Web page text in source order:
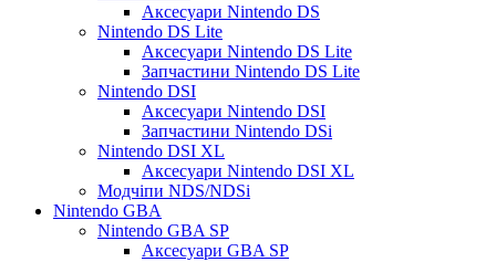
Аксесуари Nintendo DS
Nintendo DS Lite
Аксесуари Nintendo DS Lite
Запчастини Nintendo DS Lite
Nintendo DSI
Аксесуари Nintendo DSI
Запчастини Nintendo DSi
Nintendo DSI XL
Аксесуари Nintendo DSI XL
Модчіпи NDS/NDSi
Nintendo GBA
Nintendo GBA SP
Аксесуари GBA SP